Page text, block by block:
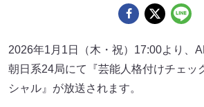
2026年1月1日（木・祝）17:00より、
朝日系24局にて『芸能人格付けチェッ
シャル』が放送されます。